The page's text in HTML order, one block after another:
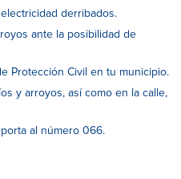
derribados.
ante la posibilidad de
Protección Civil en tu municipio.
y arroyos, así como en la calle,
al número 066.